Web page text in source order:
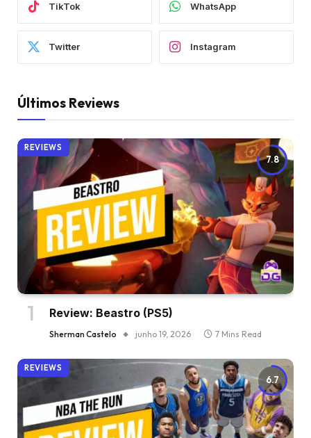
TikTok WhatsApp
Twitter Instagram
Últimos Reviews
7.8
REVIEWS
Review: Beastro (PS5)
Sherman Castelo junho 19, 2026 7 Mins Read
6.7
REVIEWS